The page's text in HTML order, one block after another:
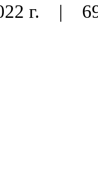
г. |